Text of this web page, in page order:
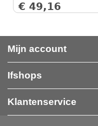
€ 49,16
Mijn account
Ifshops
Klantenservice